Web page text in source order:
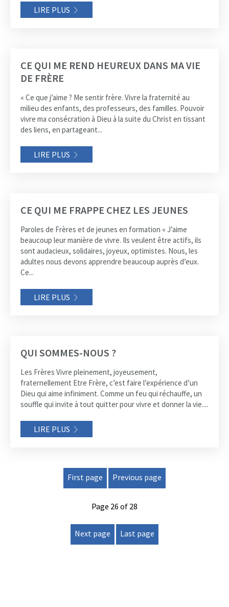
LIRE PLUS
CE QUI ME REND HEUREUX DANS MA VIE
DE FRÈRE
« Ce que j’aime ? Me sentir frère. Vivre la fraternité au
milieu des enfants, des professeurs, des familles. Pouvoir
vivre ma consécration à Dieu à la suite du Christ en tissant
des liens, en partageant...
LIRE PLUS
CE QUI ME FRAPPE CHEZ LES JEUNES
Paroles de Frères et de jeunes en formation « J’aime
beaucoup leur manière de vivre. Ils veulent être actifs, ils
sont audacieux, solidaires, joyeux, optimistes. Nous, les
adultes nous devons apprendre beaucoup auprès d’eux.
Ce...
LIRE PLUS
QUI SOMMES-NOUS ?
Les Frères Vivre pleinement, joyeusement,
fraternellement Etre Frère, c’est faire l’expérience d’un
Dieu qui aime infiniment. Comme un feu qui réchauffe, un
souffle qui invite à tout quitter pour vivre et donner la vie....
LIRE PLUS
First page Previous page
Page 26 of 28
Next page Last page